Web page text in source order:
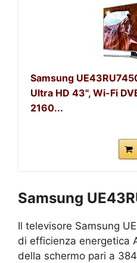
Samsung
Ultra HD 43", Wi-Fi
2160...
Samsung
Il televisore Samsung
di efficienza energetica
della schermo pari a